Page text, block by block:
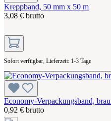
Kreppband, 50 mm x 50 m
3,08 € brutto
Sofort verfügbar, Lieferzeit: 1-3 Tage
Economy-Verpackungsband,
0,92 € brutto